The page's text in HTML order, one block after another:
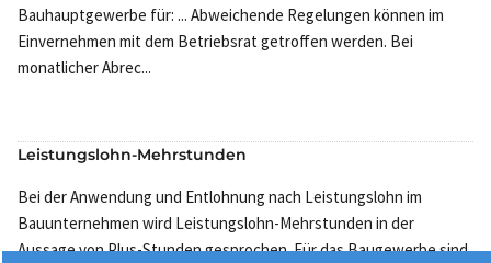
Bauhauptgewerbe für: ... Abweichende Regelungen können im
Einvernehmen mit dem Betriebsrat getroffen werden. Bei
monatlicher Abrec...
Leistungslohn-Mehrstunden
Bei der Anwendung und Entlohnung nach Leistungslohn im
Bauunternehmen wird Leistungslohn-Mehrstunden in der
Aussage von Plus-Stunden gesprochen. Für das Baugewerbe sind